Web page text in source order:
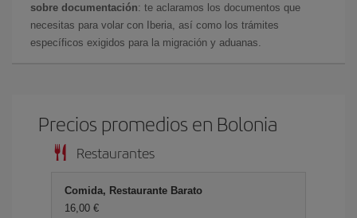
sobre documentación: te aclaramos los documentos que
necesitas para volar con Iberia, así como los trámites
específicos exigidos para la migración y aduanas.
Precios promedios en Bolonia
Restaurantes
Comida, Restaurante Barato
16,00 €